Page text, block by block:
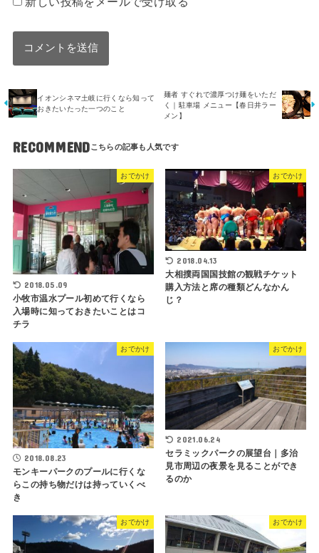
イオンシネマ土岐に行くなら知って
おきたいたった一つのこと
麺者 すぐれで濃厚つけ麺をいただ
く｜駐車場 メニュー【春日井ラー
メン】
RECOMMEND
おでかけ
2018.05.09
小牧市温水プール初めて行くなら
入場時に知っておきたいことはコ
チラ
おでかけ
2018.04.13
大相撲両国国技館の観戦チケット
購入方法と席の種類どんなかん
じ？
おでかけ
2018.08.23
モンキーパークのプールに行くな
らこの持ち物だけは持っていくべ
き
おでかけ
2021.06.24
セラミックパークの展望台｜多治
見市周辺の夜景を見ることができ
るのか
おでかけ おでかけ